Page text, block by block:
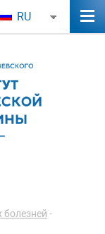
RU
болезней -